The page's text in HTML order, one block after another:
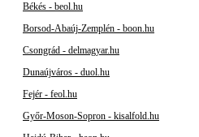
Békés - beol.hu
Borsod-Abaúj-Zemplén - boon.hu
Csongrád - delmagyar.hu
Dunaújváros - duol.hu
Fejér - feol.hu
Győr-Moson-Sopron - kisalfold.hu